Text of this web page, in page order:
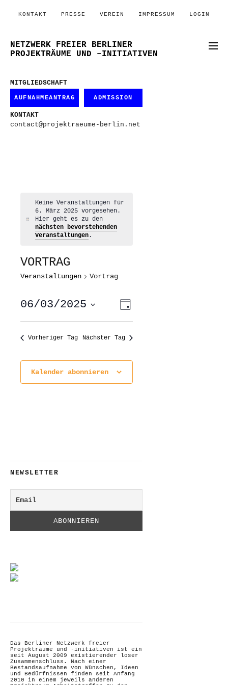
KONTAKT PRESSE VEREIN IMPRESSUM LOGIN
NETZWERK FREIER BERLINER
PROJEKTRÄUME UND –INITIATIVEN
MITGLIEDSCHAFT
AUFNAHMEANTRAG ADMISSION
KONTAKT
contact@projektraeume-berlin.net
Hinweis
Keine Veranstaltungen für
6. März 2025 vorgesehen.
Hier geht es zu den
nächsten bevorstehenden
Veranstaltungen.
VORTRAG
Veranstaltungen Vortrag
ANSICHTEN-
NAVIGATION
VERANSTALTUNG
ANSICHTEN-
Tag
06/03/2025
wählen.
Vorheriger Tag Nächster Tag
Kalender abonnieren
NEWSLETTER
Das Berliner Netzwerk freier
Projekträume und -initiativen ist ein
seit August 2009 existierender loser
Zusammenschluss. Nach einer
Bestandsaufnahme von Wünschen, Ideen
und Bedürfnissen finden seit Anfang
2010 in einem jeweils anderen